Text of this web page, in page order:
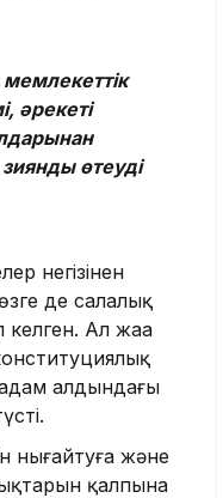
әрекеті
өтеуді
негізінен
де салалық
келген. Ал жаңа
адам алдындағы
нығайтуға және
қалпына